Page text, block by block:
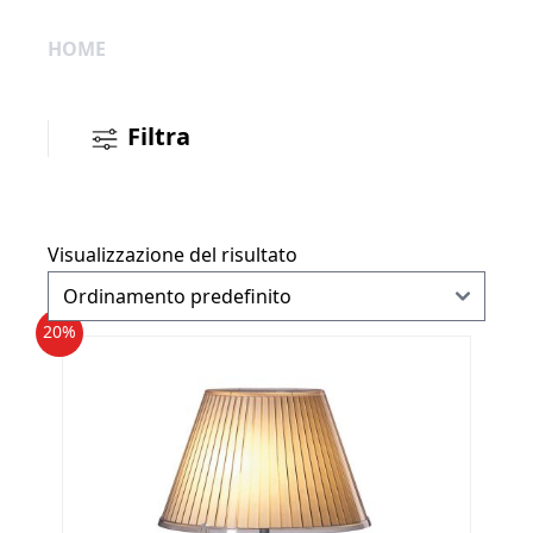
HOME
Filtra
Visualizzazione del risultato
20%